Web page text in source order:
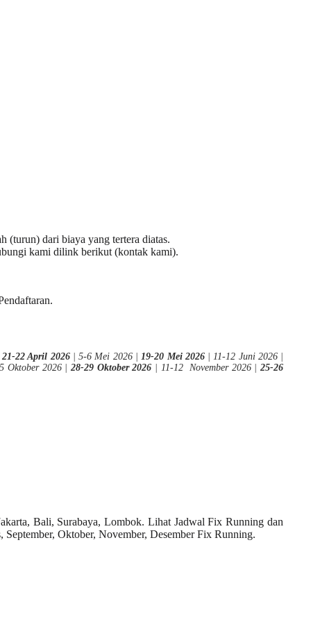
(turun) dari biaya yang tertera diatas.
kami dilink berikut (kontak kami).
.
21-22 April 2026 | 5-6 Mei 2026 | 19-20 Mei 2026| 11-12 Juni 2026 |
Oktober 2026 | 28-29 Oktober 2026 | 11-12 November 2026 |25-26
Bali, Surabaya, Lombok. Lihat Jadwal Fix Running dan
Oktober, November, Desember Fix Running.